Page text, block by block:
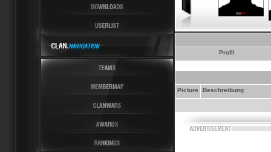
Profil
Picture Beschreibung